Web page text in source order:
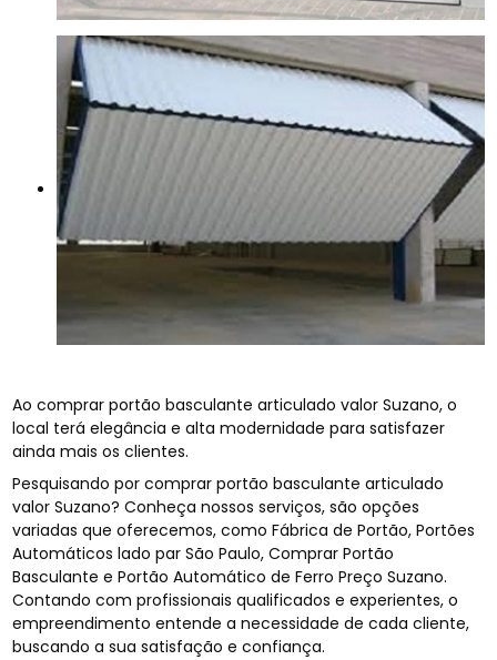
Ao comprar portão basculante articulado valor Suzano, o
local terá elegância e alta modernidade para satisfazer
ainda mais os clientes.
Pesquisando por comprar portão basculante articulado
valor Suzano? Conheça nossos serviços, são opções
variadas que oferecemos, como Fábrica de Portão, Portões
Automáticos lado par São Paulo, Comprar Portão
Basculante e Portão Automático de Ferro Preço Suzano.
Contando com profissionais qualificados e experientes, o
empreendimento entende a necessidade de cada cliente,
buscando a sua satisfação e confiança.